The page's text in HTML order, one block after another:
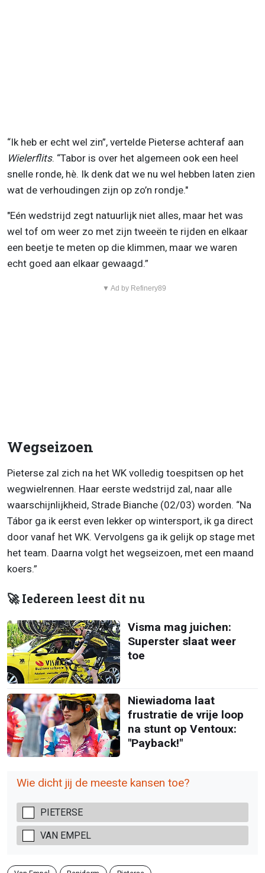
“Ik heb er echt wel zin”, vertelde Pieterse achteraf aan
Wielerflits. “Tabor is over het algemeen ook een heel
snelle ronde, hè. Ik denk dat we nu wel hebben laten zien
wat de verhoudingen zijn op zo’n rondje."
"Eén wedstrijd zegt natuurlijk niet alles, maar het was
wel tof om weer zo met zijn tweeën te rijden en elkaar
een beetje te meten op die klimmen, maar we waren
echt goed aan elkaar gewaagd.”
▼ Ad by Refinery89
Wegseizoen
Pieterse zal zich na het WK volledig toespitsen op het
wegwielrennen. Haar eerste wedstrijd zal, naar alle
waarschijnlijkheid, Strade Bianche (02/03) worden. “Na
Tábor ga ik eerst even lekker op wintersport, ik ga direct
door vanaf het WK. Vervolgens ga ik gelijk op stage met
het team. Daarna volgt het wegseizoen, met een maand
koers.”
🚀 Iedereen leest dit nu
Visma mag juichen:
Superster slaat weer
toe
Niewiadoma laat
frustratie de vrije loop
na stunt op Ventoux:
"Payback!"
Wie dicht jij de meeste kansen toe?
PIETERSE
VAN EMPEL